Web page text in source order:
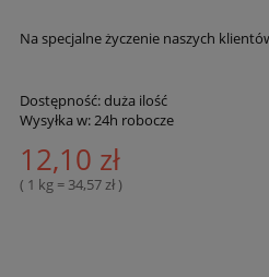
Na specjalne życzenie naszych
Dostępność:duża ilość
Wysyłka w:24h robocze
12,10 zł
( 1 kg = 34,57 zł )